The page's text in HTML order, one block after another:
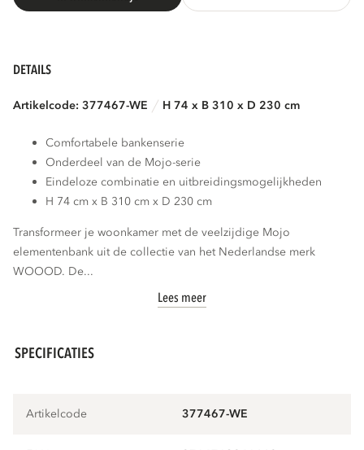
DETAILS
Artikelcode: 377467-WE H 74 x B 310 x D 230 cm
Comfortabele bankenserie
Onderdeel van de Mojo-serie
Eindeloze combinatie en uitbreidingsmogelijkheden
H 74 cm x B 310 cm x D 230 cm
Transformeer je woonkamer met de veelzijdige Mojo
elementenbank uit de collectie van het Nederlandse merk
WOOOD. De...
Lees meer
SPECIFICATIES
Artikelcode 377467-WE